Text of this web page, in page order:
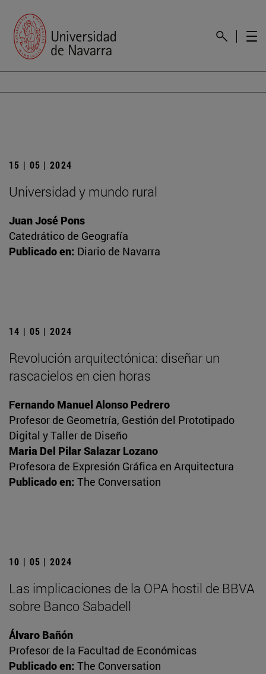
15 | 05 | 2024
Universidad y mundo rural
Juan José Pons
Catedrático de Geografía
Publicado en: Diario de Navarra
14 | 05 | 2024
Revolución arquitectónica: diseñar un
rascacielos en cien horas
Fernando Manuel Alonso Pedrero
Profesor de Geometría, Gestión del Prototipado
Digital y Taller de Diseño
Maria Del Pilar Salazar Lozano
Profesora de Expresión Gráfica en Arquitectura
Publicado en: The Conversation
10 | 05 | 2024
Las implicaciones de la OPA hostil de BBVA
sobre Banco Sabadell
Álvaro Bañón
Profesor de la Facultad de Económicas
Publicado en: The Conversation